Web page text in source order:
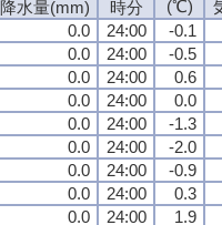
(℃)
降水量(mm) 時分
0.0 24:00
-0.1
0.0 24:00
-0.5
0.0 24:00
0.6
0.0 24:00
0.0
0.0 24:00
-1.3
0.0 24:00
-2.0
0.0 24:00
-0.9
0.0 24:00
0.3
0.0 24:00
1.9